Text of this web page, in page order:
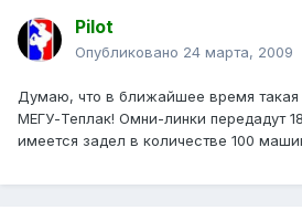
Pilot
Опубликовано 24 марта, 2009
Думаю, что в ближайшее время такая
МЕГУ-Теплак! Омни-линки передадут
имеется задел в количестве 100